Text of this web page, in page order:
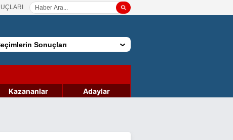
Sonuçları
Kazananlar Adaylar